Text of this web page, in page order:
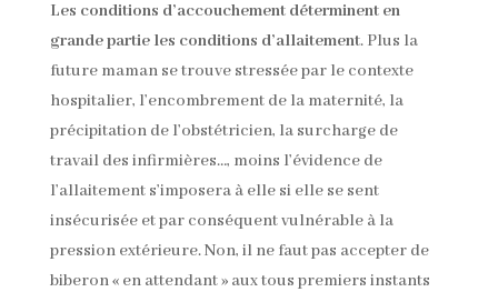
Les conditions d’accouchement déterminent en
grande partie les conditions d’allaitement. Plus la
future maman se trouve stressée par le contexte
hospitalier, l’encombrement de la maternité, la
précipitation de l’obstétricien, la surcharge de
travail des infirmières…, moins l’évidence de
l’allaitement s’imposera à elle si elle se sent
insécurisée et par conséquent vulnérable à la
pression extérieure. Non, il ne faut pas accepter de
biberon « en attendant » aux tous premiers instants